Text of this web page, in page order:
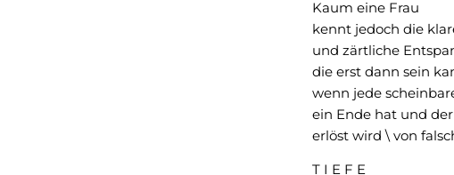
Kaum eine Frau
kennt jedoch die
und zärtliche
die erst dann sein
wenn jede
ein Ende hat und
erlöst wird \ von
T I E F E